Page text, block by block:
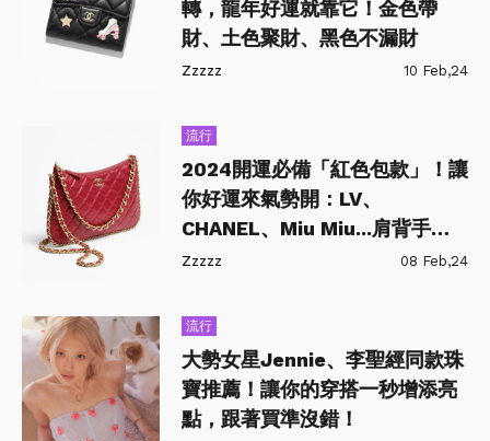
轉，龍年好運就靠它！金色帶
財、土色聚財、黑色不漏財
Zzzzz 10 Feb,24
流行
2024開運必備「紅色包款」！讓
你好運來氣勢開：LV、
CHANEL、Miu Miu...肩背手提
多種用途一次滿足
Zzzzz 08 Feb,24
流行
大勢女星Jennie、李聖經同款珠
寶推薦！讓你的穿搭一秒增添亮
點，跟著買準沒錯！